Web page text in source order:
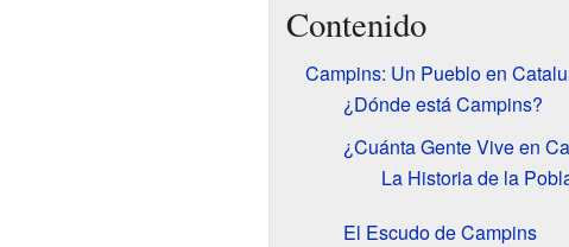
Contenido
Campins: Un Pueblo en
¿Dónde está Campins?
¿Cuánta Gente Vive en
La Historia de la
El Escudo de Campins